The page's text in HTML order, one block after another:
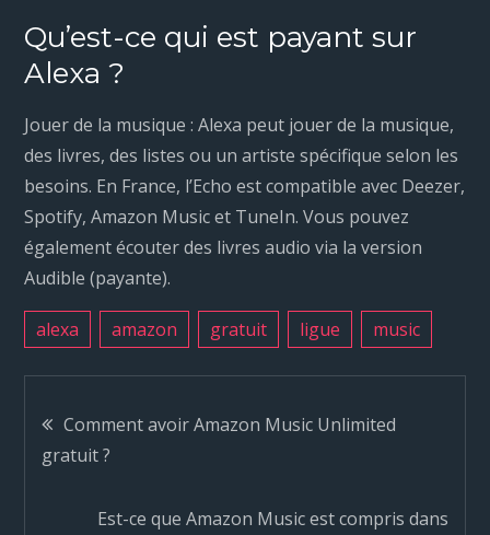
Qu’est-ce qui est payant sur
Alexa ?
Jouer de la musique : Alexa peut jouer de la musique,
des livres, des listes ou un artiste spécifique selon les
besoins. En France, l’Echo est compatible avec Deezer,
Spotify, Amazon Music et TuneIn. Vous pouvez
également écouter des livres audio via la version
Audible (payante).
alexa amazon gratuit ligue music
N
a
Comment avoir Amazon Music Unlimited
gratuit ?
Est-ce que Amazon Music est compris dans